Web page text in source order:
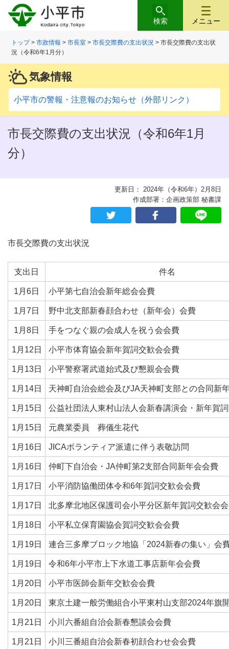
メニュー
検索
トップ>市政情報 >市長室 >市長交際費の支出状況 > 市長交際費の支出状
況（令和6年1月分）
気象情報
小平市の警報・注意報のお知らせ（外部リンク）
市長交際費の支出状況（令和6年1月
分）
更新日： 2024年（令和6年）2月8日
作成部署：企画政策部 秘書課
市長交際費の支出状況
支出日 件名
1月6日 小平第七自治会新年総会会費
1月7日 野中北支部新春顔合わせ（新年会）会費
1月8日 手をつなぐ親の会成人を祝う会会費
1月12日 小平市体育協会新年賀詞交歓会会費
1月13日 小平警察署武道始式及び懇親会会費
1月14日 天神町自治会総会及びJA天神町支部との合同新
1月15日 公益社団法人東村山法人会新春講演会・新年賀
1月15日 元農業委員 葬儀生花代
1月16日 JICAボランティア派遣に伴う表敬訪問
1月16日 仲町下自治会・JA仲町第2支部合同新年会会費
1月17日 小平消防協働団体令和6年賀詞交歓会会費
1月17日 北多摩北地区保護司会小平分区新年賀詞交歓会
1月18日 小平私立保育園協会賀詞交歓会会費
1月19日 連合三多摩ブロック地協「2024新春の集い」会
1月19日 令和6年小平市上下水道工事店新年会会費
1月20日 小平市医師会新年交歓会会費
1月20日 東京土建一般労働組合小平東村山支部2024年旗
1月21日 小川六番組自治会新春懇談会会費
1月21日 小川三番組自治会新春初顔合わせ会会費